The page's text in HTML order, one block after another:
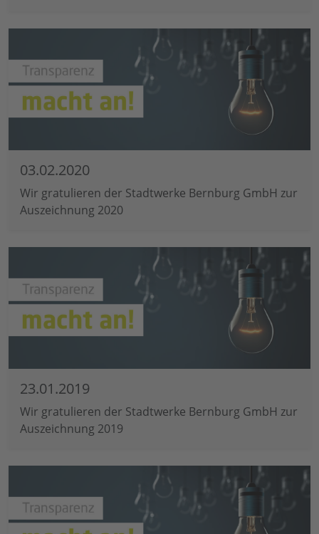
03.02.2020
Wir gratulieren der Stadtwerke Bernburg GmbH zur
Auszeichnung 2020
23.01.2019
Wir gratulieren der Stadtwerke Bernburg GmbH zur
Auszeichnung 2019